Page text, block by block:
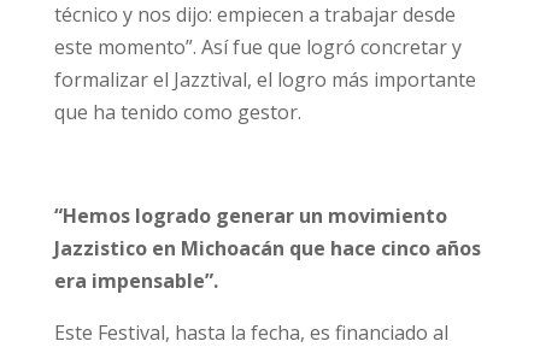
técnico y nos dijo: empiecen a trabajar desde
este momento”. Así fue que logró concretar y
formalizar el Jazztival, el logro más importante
que ha tenido como gestor.
“Hemos logrado generar un movimiento
Jazzistico en Michoacán que hace cinco años
era impensable”.
Este Festival, hasta la fecha, es financiado al